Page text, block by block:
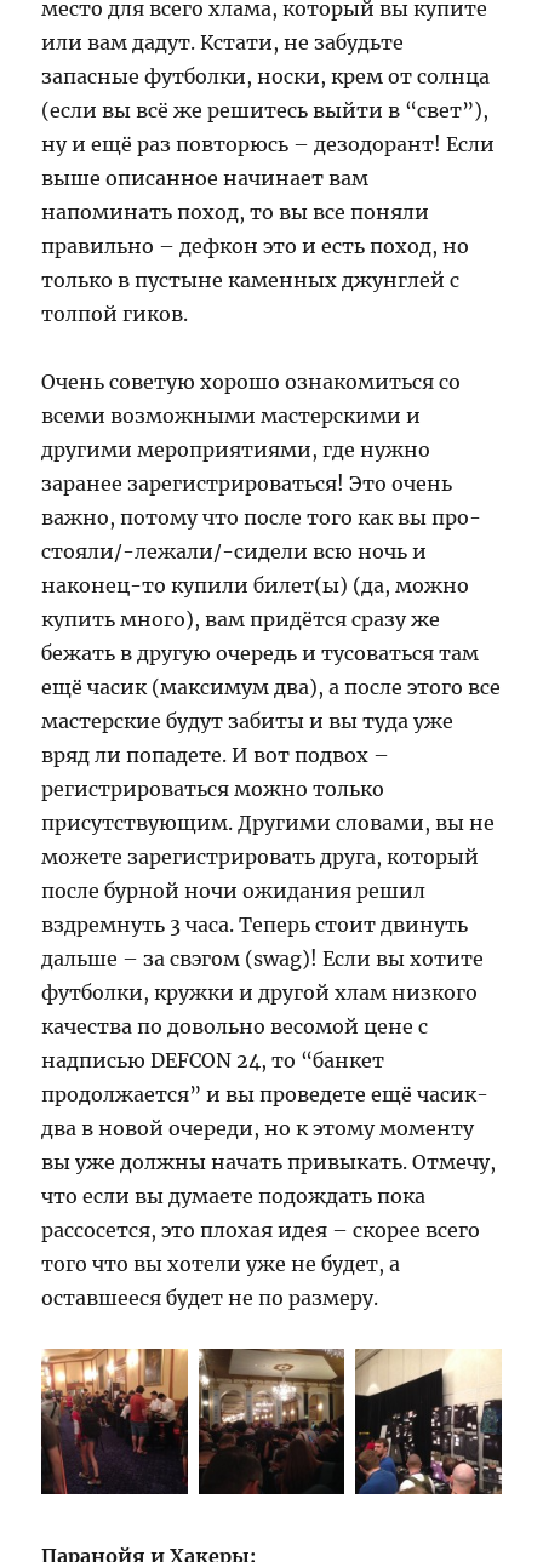
место для всего хлама, который вы купите
или вам дадут. Кстати, не забудьте
запасные футболки, носки, крем от солнца
(если вы всё же решитесь выйти в “свет”),
ну и ещё раз повторюсь – дезодорант! Если
выше описанное начинает вам
напоминать поход, то вы все поняли
правильно – дефкон это и есть поход, но
только в пустыне каменных джунглей с
толпой гиков.
Очень советую хорошо ознакомиться со
всеми возможными мастерскими и
другими мероприятиями, где нужно
заранее зарегистрироваться! Это очень
важно, потому что после того как вы про-
стояли/-лежали/-сидели всю ночь и
наконец-то купили билет(ы) (да, можно
купить много), вам придётся сразу же
бежать в другую очередь и тусоваться там
ещё часик (максимум два), а после этого все
мастерские будут забиты и вы туда уже
вряд ли попадете. И вот подвох –
регистрироваться можно только
присутствующим. Другими словами, вы не
можете зарегистрировать друга, который
после бурной ночи ожидания решил
вздремнуть 3 часа. Теперь стоит двинуть
дальше – за свэгом (swag)! Если вы хотите
футболки, кружки и другой хлам низкого
качества по довольно весомой цене с
надписью DEFCON 24, то “банкет
продолжается” и вы проведете ещё часик-
два в новой очереди, но к этому моменту
вы уже должны начать привыкать. Отмечу,
что если вы думаете подождать пока
рассосется, это плохая идея – скорее всего
того что вы хотели уже не будет, а
оставшееся будет не по размеру.
Паранойя и Хакеры: